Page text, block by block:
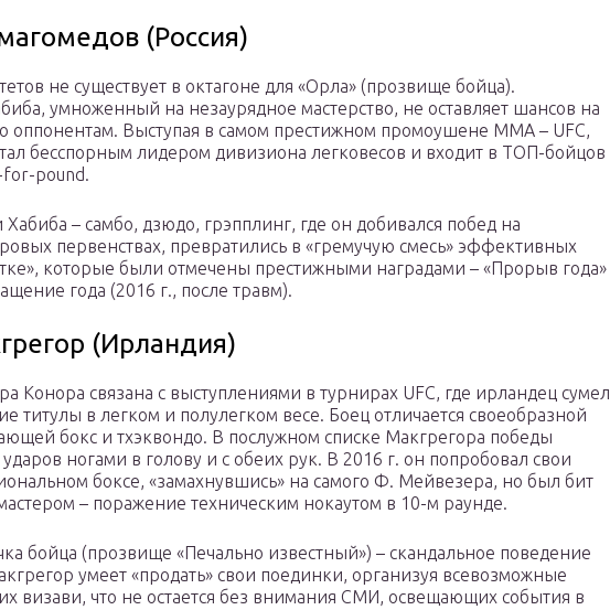
(Россия)
не существует в октагоне для «Орла» (прозвище бойца).
умноженный на незаурядное мастерство, не оставляет шансов на
оппонентам. Выступая в самом престижном промоушене ММА – UFC,
бесспорным лидером дивизиона легковесов и входит в ТОП-бойцов
for-pound.
– самбо, дзюдо, грэпплинг, где он добивался побед на
первенствах, превратились в «гремучую смесь» эффективных
которые были отмечены престижными наградами – «Прорыв года»
года (2016 г., после травм).
(Ирландия)
Конора связана с выступлениями в турнирах UFC, где ирландец сумел
титулы в легком и полулегком весе. Боец отличается своеобразной
бокс и тхэквондо. В послужном списке Макгрегора победы
ногами в голову и с обеих рук. В 2016 г. он попробовал свои
боксе, «замахнувшись» на самого Ф. Мейвезера, но был бит
– поражение техническим нокаутом в 10-м раунде.
бойца (прозвище «Печально известный») – скандальное поведение
умеет «продать» свои поединки, организуя всевозможные
визави, что не остается без внимания СМИ, освещающих события в